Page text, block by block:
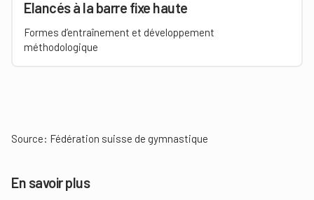
Elancés à la barre fixe haute
Formes d’entraînement et développement
méthodologique
Source: Fédération suisse de gymnastique
En savoir plus